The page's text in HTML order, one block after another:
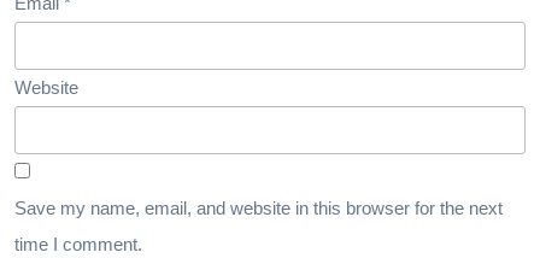
Website
Save my name, email, and website in this browser for the next
time I comment.